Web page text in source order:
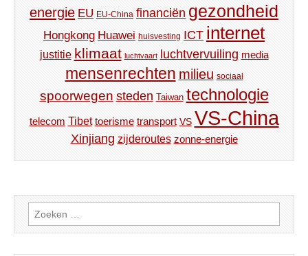
energie EU EU-China financiën gezondheid
Hongkong Huawei huisvesting ICT internet
justitie klimaat luchtvaart luchtvervuiling media
mensenrechten milieu sociaal
spoorwegen steden Taiwan technologie
telecom Tibet toerisme transport VS VS-China
Xinjiang zijderoutes zonne-energie
Zoeken
naar: